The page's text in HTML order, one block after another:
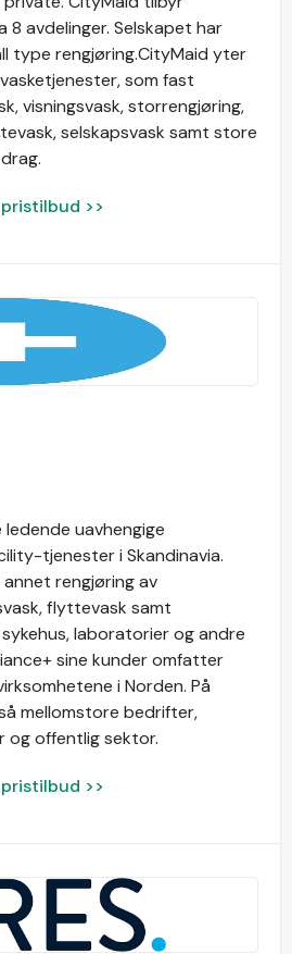
8 avdelinger. Selskapet har
type rengjøring.CityMaid yter
som fast
visningsvask, storrengjøring,
selskapsvask samt store
pristilbud >>
uavhengige
tjenester i Skandinavia.
rengjøring av
flyttevask samt
laboratorier og andre
sine kunder omfatter
i Norden. På
mellomstore bedrifter,
og offentlig sektor.
pristilbud >>